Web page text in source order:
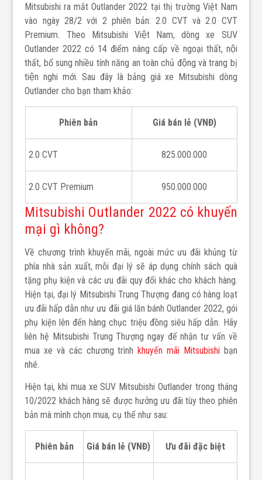
Mitsubishi ra mắt Outlander 2022 tại thị trường Việt Nam
vào ngày 28/2 với 2 phiên bản: 2.0 CVT và 2.0 CVT
Premium. Theo Mitsubishi Việt Nam, dòng xe SUV
Outlander 2022 có 14 điểm nâng cấp về ngoại thất, nội
thất, bổ sung nhiều tính năng an toàn chủ động và trang bị
tiện nghi mới. Sau đây là bảng giá xe Mitsubishi dòng
Outlander cho bạn tham khảo:
Phiên bản Giá bán lẻ (VNĐ)
2.0 CVT 825.000.000
2.0 CVT Premium 950.000.000
Mitsubishi Outlander 2022 có khuyến
mại gì không?
Về chương trình khuyến mãi, ngoài mức ưu đãi khủng từ
phía nhà sản xuất, mỗi đại lý sẽ áp dụng chính sách quà
tặng phụ kiện và các ưu đãi quy đổi khác cho khách hàng.
Hiện tại, đại lý Mitsubishi Trung Thượng đang có hàng loạt
ưu đãi hấp dẫn như ưu đãi giá lăn bánh Outlander 2022, gói
phụ kiện lên đến hàng chục triệu đồng siêu hấp dẫn. Hãy
liên hệ Mitsubishi Trung Thượng ngay để nhận tư vấn về
mua xe và các chương trìnhkhuyến mãi Mitsubishibạn
nhé.
Hiện tại, khi mua xe SUV Mitsubishi Outlander trong tháng
10/2022 khách hàng sẽ được hưởng ưu đãi tùy theo phiên
bản mà mình chọn mua, cụ thể như sau:
Phiên bản Giá bán lẻ (VNĐ) Ưu đãi đặc biệt